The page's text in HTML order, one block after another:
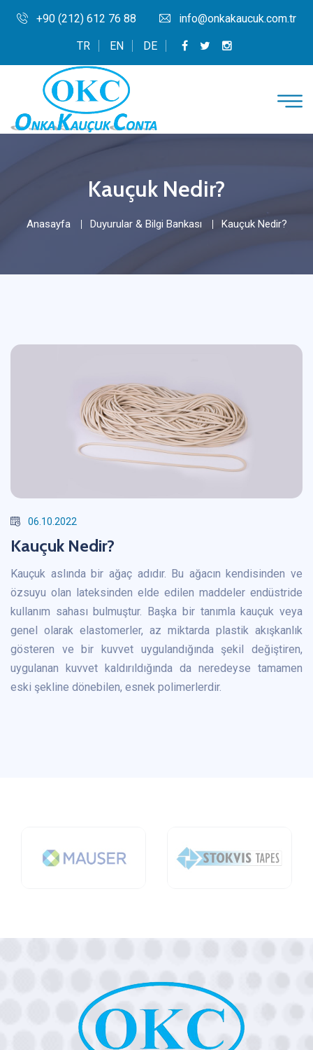
+90 (212) 612 76 88 info@onkakaucuk.com.tr
TR EN DE
Kauçuk Nedir?
Anasayfa Duyurular & Bilgi Bankası Kauçuk Nedir?
06.10.2022
Kauçuk Nedir?
Kauçuk aslında bir ağaç adıdır. Bu ağacın kendisinden ve
özsuyu olan lateksinden elde edilen maddeler endüstride
kullanım sahası bulmuştur. Başka bir tanımla kauçuk veya
genel olarak elastomerler, az miktarda plastik akışkanlık
gösteren ve bir kuvvet uygulandığında şekil değiştiren,
uygulanan kuvvet kaldırıldığında da neredeyse tamamen
eski şekline dönebilen, esnek polimerlerdir.